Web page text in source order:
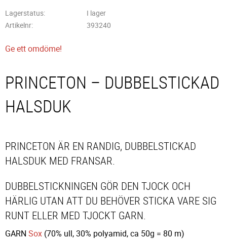
Lagerstatus
I lager
Artikelnr
393240
Ge ett omdöme!
PRINCETON – DUBBELSTICKAD
HALSDUK
PRINCETON ÄR EN RANDIG, DUBBELSTICKAD
HALSDUK MED FRANSAR.
DUBBELSTICKNINGEN GÖR DEN TJOCK OCH
HÄRLIG UTAN ATT DU BEHÖVER STICKA VARE SIG
RUNT ELLER MED TJOCKT GARN.
GARN Sox (70% ull, 30% polyamid, ca 50g = 80 m)